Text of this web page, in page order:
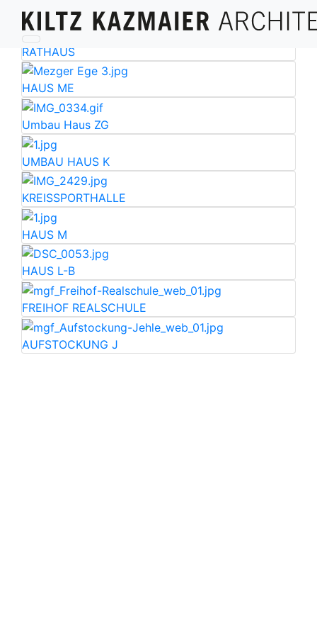
RATHAUS
HAUS ME
Umbau Haus ZG
UMBAU HAUS K
KREISSPORTHALLE
HAUS M
HAUS L-B
FREIHOF REALSCHULE
AUFSTOCKUNG J